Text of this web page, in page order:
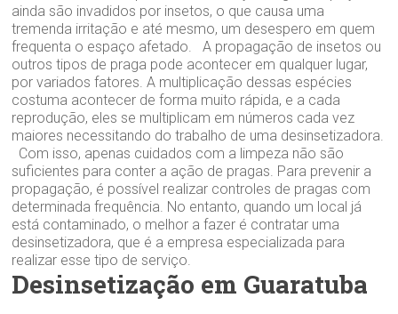
ainda são invadidos por insetos, o que causa uma
tremenda irritação e até mesmo, um desespero em quem
frequenta o espaço afetado. A propagação de insetos ou
outros tipos de praga pode acontecer em qualquer lugar,
por variados fatores. A multiplicação dessas espécies
costuma acontecer de forma muito rápida, e a cada
reprodução, eles se multiplicam em números cada vez
maiores necessitando do trabalho de uma desinsetizadora.
Com isso, apenas cuidados com a limpeza não são
suficientes para conter a ação de pragas. Para prevenir a
propagação, é possível realizar controles de pragas com
determinada frequência. No entanto, quando um local já
está contaminado, o melhor a fazer é contratar uma
desinsetizadora, que é a empresa especializada para
realizar esse tipo de serviço.
Desinsetização em Guaratuba